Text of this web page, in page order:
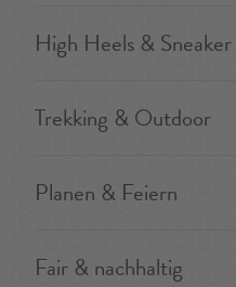
High Heels & Sneaker
Trekking & Outdoor
Planen & Feiern
Fair & nachhaltig